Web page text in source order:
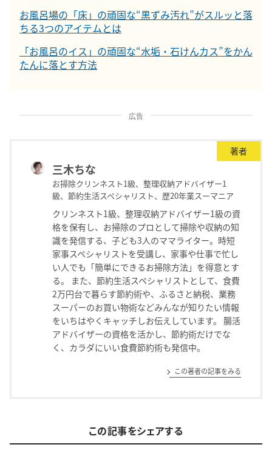
お風呂場の「床」の頑固な“黒ずみ汚れ”がスルッと落
ちる3つのアイテムとは
「お風呂のイス」の頑固な“水垢・石けんカス”をかん
たんに落とす方法
広告
著者
三木ちな
お掃除クリンネスト1級、整理収納アドバイザー1
級、節約生活スペシャリスト、歴20年業スーマニア
クリンネスト1級、整理収納アドバイザー1級の資
格を保有し、お掃除のプロとして掃除や収納の知
識を発信する、子ども3人のママライター。時短
家事スペシャリストを受講し、家事や仕事で忙し
い人でも「簡単にできるお掃除方法」を得意とす
る。 また、節約生活スペシャリストとして、食費
2万円台で暮らす節約術や、ふるさと納税、業務
スーパーのお買い物術などみんなが知りたい情報
をいちはやくキャッチしお伝えしています。 腸活
アドバイザーの資格を活かし、節約術だけでな
く、カラダにいい食費節約術も発信中。
この著者の記事をみる
この記事をシェアする